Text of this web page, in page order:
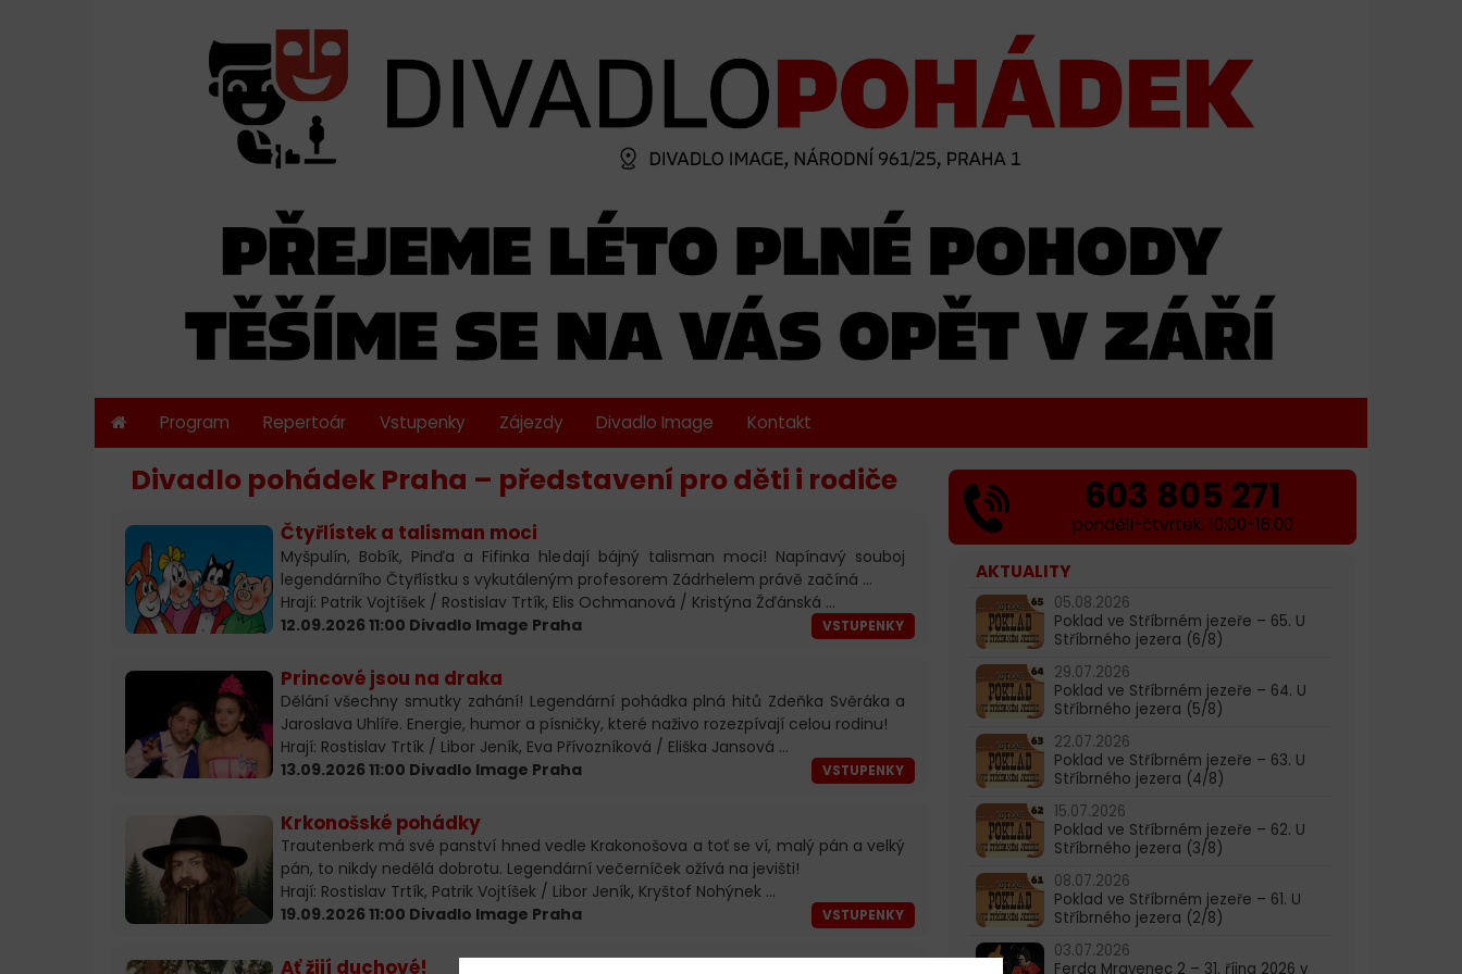
Program Repertoár Vstupenky Zájezdy Divadlo Image Kontakt
Divadlo pohádek Praha – představení pro děti i rodiče
Čtyřlístek a talisman moci
Myšpulín, Bobík, Pinďa a Fifinka hledají bájný talisman moci! Napínavý souboj
legendárního Čtyřlístku s vykutáleným profesorem Zádrhelem právě začíná ...
Hrají: Patrik Vojtíšek / Rostislav Trtík, Elis Ochmanová / Kristýna Žďánská ...
12.09.2026 11:00 Divadlo Image Praha
VSTUPENKY
Princové jsou na draka
Dělání všechny smutky zahání! Legendární pohádka plná hitů Zdeňka Svěráka a
Jaroslava Uhlíře. Energie, humor a písničky, které naživo rozezpívají celou rodinu!
Hrají: Rostislav Trtík / Libor Jeník, Eva Přívozníková / Eliška Jansová ...
13.09.2026 11:00 Divadlo Image Praha
VSTUPENKY
Krkonošské pohádky
Trautenberk má své panství hned vedle Krakonošova a toť se ví, malý pán a velký
pán, to nikdy nedělá dobrotu. Legendární večerníček ožívá na jevišti!
Hrají: Rostislav Trtík, Patrik Vojtíšek / Libor Jeník, Kryštof Nohýnek ...
19.09.2026 11:00 Divadlo Image Praha
VSTUPENKY
Ať žijí duchové!
603 805 271
pondělí-čtvrtek: 10:00-16:00
AKTUALITY
05.08.2026
Poklad ve Stříbrném jezeře – 65. U
Stříbrného jezera (6/8)
29.07.2026
Poklad ve Stříbrném jezeře – 64. U
Stříbrného jezera (5/8)
22.07.2026
Poklad ve Stříbrném jezeře – 63. U
Stříbrného jezera (4/8)
15.07.2026
Poklad ve Stříbrném jezeře – 62. U
Stříbrného jezera (3/8)
08.07.2026
Poklad ve Stříbrném jezeře – 61. U
Stříbrného jezera (2/8)
03.07.2026
Ferda Mravenec 2 – 31. října 2026 v